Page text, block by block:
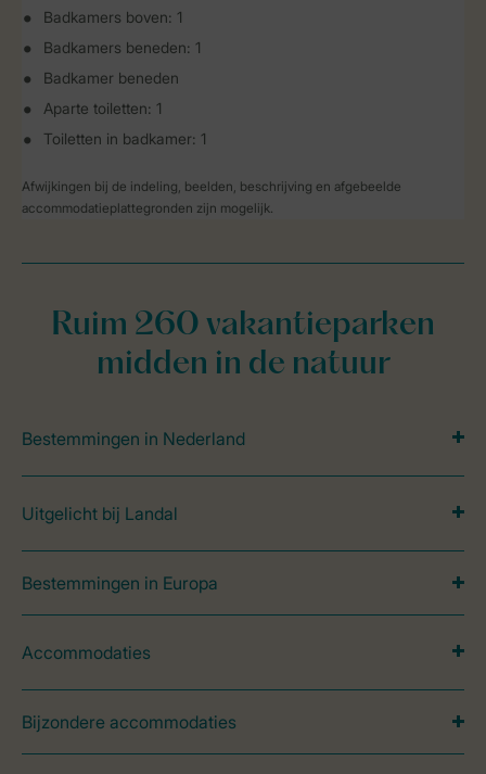
Badkamers boven: 1
Badkamers beneden: 1
Badkamer beneden
Aparte toiletten: 1
Toiletten in badkamer: 1
Afwijkingen bij de indeling, beelden, beschrijving en afgebeelde
accommodatieplattegronden zijn mogelijk.
Ruim 260 vakantieparken
midden in de natuur
Bestemmingen in Nederland
Uitgelicht bij Landal
Bestemmingen in Europa
Accommodaties
Bijzondere accommodaties